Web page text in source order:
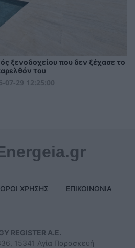
ξενοδοχείου που δεν ξέχασε το
του
07-29 12:25:00
ΟΡΟΙ ΧΡΗΣΗΣ ΕΠΙΚΟΙΝΩΝΙΑ
REGISTER Α.Ε.
15341 Αγία Παρασκευή